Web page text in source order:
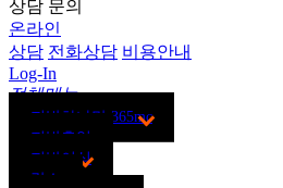
상담 문의
온라인
상담 전화상담 비용안내
Log-In
전체메뉴
지방하나만 365mc
지방흡입
지방이식
람스